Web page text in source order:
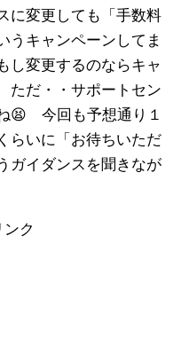
に変更しても「手数料
キャンペーンしてま
し変更するのならキャ
ただ・・サポートセン
😫 今回も予想通り１
らいに「お待ちいただ
ガイダンスを聞きなが
ク